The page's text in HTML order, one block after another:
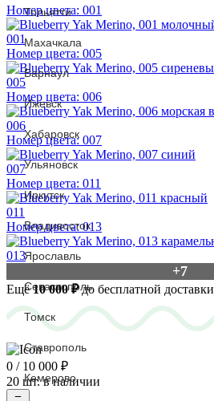
Номер цвета: 001
001
Номер цвета: 005
005
Номер цвета: 006
006
Номер цвета: 007
007
Номер цвета: 011
011
Номер цвета: 013
013
+7
Ещё10 000₽до бесплатной доставки
0 / 10 000 ₽
20 шт. в наличии
Тольятти
Махачкала
Барнаул
Ижевск
Хабаровск
Ульяновск
Иркутск
Владивосток
Ярославль
Севастополь
Томск
Ставрополь
Кемерово